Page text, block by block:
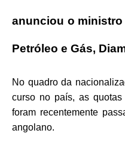
anunciou o
Petróleo e Gás,
No quadro da
curso no país, as
foram recentemente
angolano.